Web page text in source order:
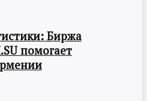
Биржа
помогает